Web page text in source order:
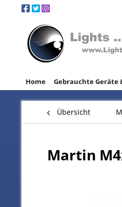
Home Gebrauchte Geräte
Übersicht
Martin